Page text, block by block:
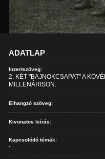
ADATLAP
Inzertszöveg:
2. KÉT "BAJNOKCSAPAT" A
MILLENÁRISON.
Elhangzó szöveg:
Kivonatos leírás:
Kapcsolódó témák:
-